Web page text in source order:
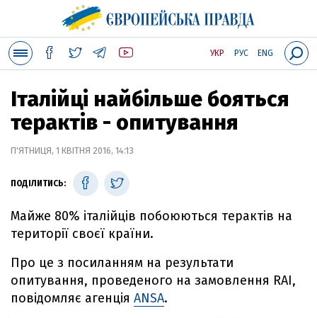
УКР РУС ENG
Італійці найбільше бояться
терактів - опитування
П'ЯТНИЦЯ, 1 КВІТНЯ 2016, 14:13
ПОДІЛИТИСЬ:
Майже 80% італійців побоюються терактів на
території своєї країни.
Про це з посиланням на результати
опитування, проведеного на замовлення RAI,
повідомляє агенція ANSA.